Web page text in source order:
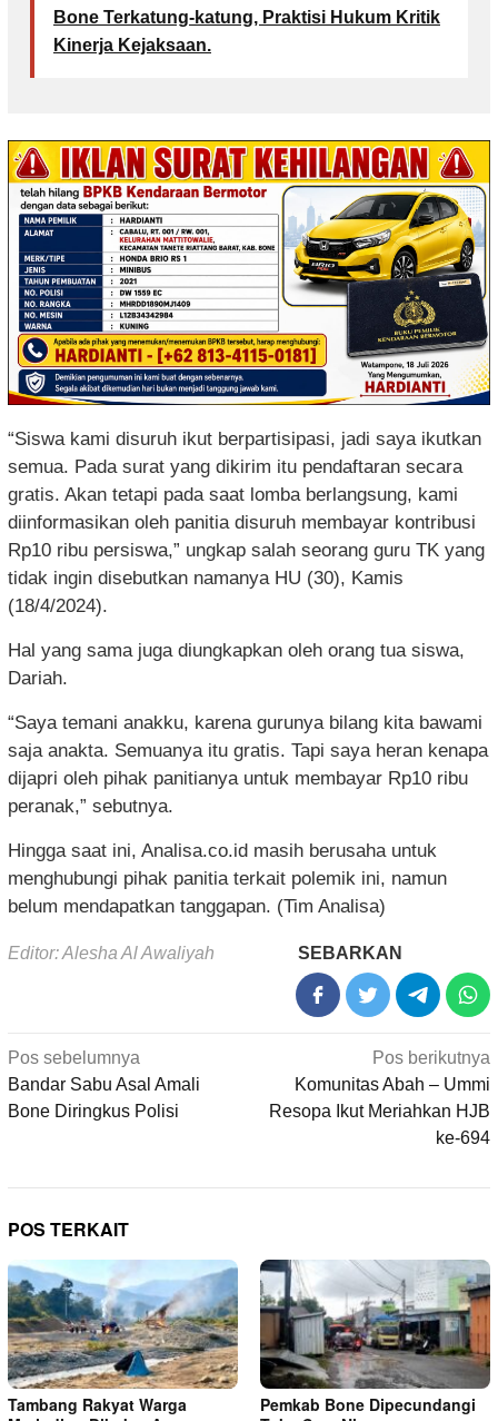
Bone Terkatung-katung, Praktisi Hukum Kritik
Kinerja Kejaksaan.
“Siswa kami disuruh ikut berpartisipasi, jadi saya ikutkan
semua. Pada surat yang dikirim itu pendaftaran secara
gratis. Akan tetapi pada saat lomba berlangsung, kami
diinformasikan oleh panitia disuruh membayar kontribusi
Rp10 ribu persiswa,” ungkap salah seorang guru TK yang
tidak ingin disebutkan namanya HU (30), Kamis
(18/4/2024).
Hal yang sama juga diungkapkan oleh orang tua siswa,
Dariah.
“Saya temani anakku, karena gurunya bilang kita bawami
saja anakta. Semuanya itu gratis. Tapi saya heran kenapa
dijapri oleh pihak panitianya untuk membayar Rp10 ribu
peranak,” sebutnya.
Hingga saat ini, Analisa.co.id masih berusaha untuk
menghubungi pihak panitia terkait polemik ini, namun
belum mendapatkan tanggapan. (Tim Analisa)
Editor: Alesha Al Awaliyah SEBARKAN
Navigasi
pos
Pos sebelumnya
Bandar Sabu Asal Amali
Bone Diringkus Polisi
Pos berikutnya
Komunitas Abah – Ummi
Resopa Ikut Meriahkan HJB
ke-694
POS TERKAIT
Tambang Rakyat Warga
Pemkab Bone Dipecundangi